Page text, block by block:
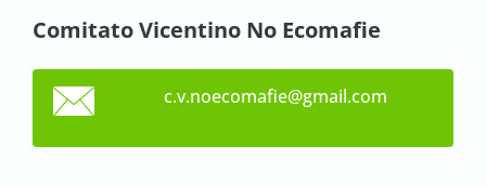
Comitato Vicentino No Ecomafie
c.v.noecomafie@gmail.com